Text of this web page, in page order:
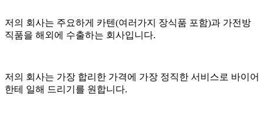
저의 회사는 주요하게 카텐(여러가지 장식품 포함)과 가전방
직품을 해외에 수출하는 회사입니다.
저의 회사는 가장 합리한 가격에 가장 정직한 서비스로 바이어
한테 일해 드리기를 원합니다.